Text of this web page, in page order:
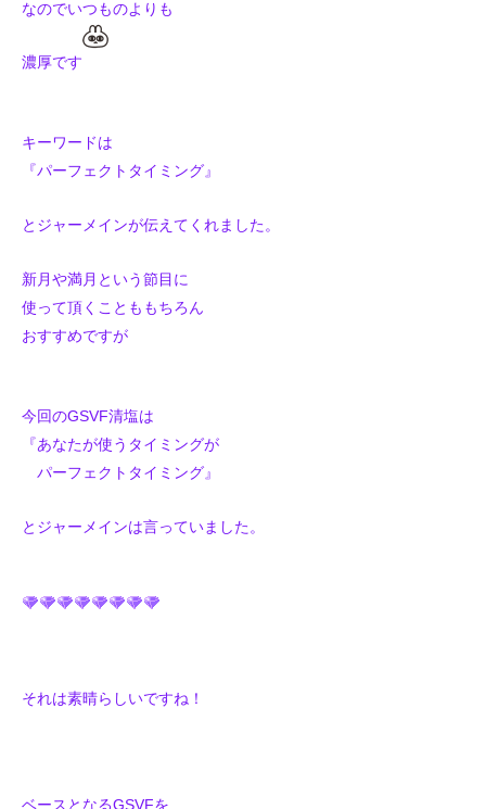
なのでいつものよりも
濃厚です
キーワードは
『パーフェクトタイミング』
とジャーメインが伝えてくれました。
新月や満月という節目に
使って頂くことももちろん
おすすめですが
今回のGSVF清塩は
『あなたが使うタイミングが
パーフェクトタイミング』
とジャーメインは言っていました。
それは素晴らしいですね！
ベースとなるGSVFを